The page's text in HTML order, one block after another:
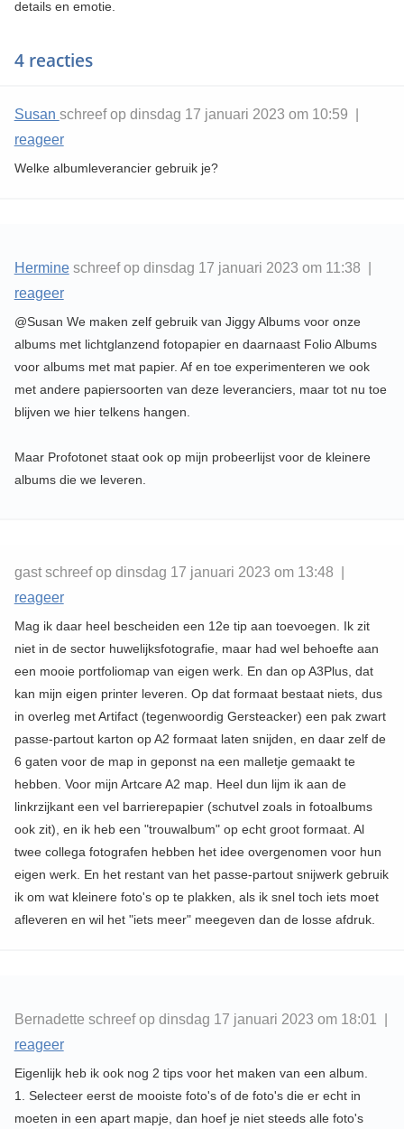
details en emotie.
4 reacties
Susan schreef op dinsdag 17 januari 2023 om 10:59 |
reageer
Welke albumleverancier gebruik je?
Hermineschreef op dinsdag 17 januari 2023 om 11:38 |
reageer
@Susan We maken zelf gebruik van Jiggy Albums voor onze
albums met lichtglanzend fotopapier en daarnaast Folio Albums
voor albums met mat papier. Af en toe experimenteren we ook
met andere papiersoorten van deze leveranciers, maar tot nu toe
blijven we hier telkens hangen.
Maar Profotonet staat ook op mijn probeerlijst voor de kleinere
albums die we leveren.
gast schreef op dinsdag 17 januari 2023 om 13:48 |
reageer
Mag ik daar heel bescheiden een 12e tip aan toevoegen. Ik zit
niet in de sector huwelijksfotografie, maar had wel behoefte aan
een mooie portfoliomap van eigen werk. En dan op A3Plus, dat
kan mijn eigen printer leveren. Op dat formaat bestaat niets, dus
in overleg met Artifact (tegenwoordig Gersteacker) een pak zwart
passe-partout karton op A2 formaat laten snijden, en daar zelf de
6 gaten voor de map in geponst na een malletje gemaakt te
hebben. Voor mijn Artcare A2 map. Heel dun lijm ik aan de
linkrzijkant een vel barrierepapier (schutvel zoals in fotoalbums
ook zit), en ik heb een "trouwalbum" op echt groot formaat. Al
twee collega fotografen hebben het idee overgenomen voor hun
eigen werk. En het restant van het passe-partout snijwerk gebruik
ik om wat kleinere foto's op te plakken, als ik snel toch iets moet
afleveren en wil het "iets meer" meegeven dan de losse afdruk.
Bernadette schreef op dinsdag 17 januari 2023 om 18:01 |
reageer
Eigenlijk heb ik ook nog 2 tips voor het maken van een album.
1. Selecteer eerst de mooiste foto's of de foto's die er echt in
moeten in een apart mapje, dan hoef je niet steeds alle foto's